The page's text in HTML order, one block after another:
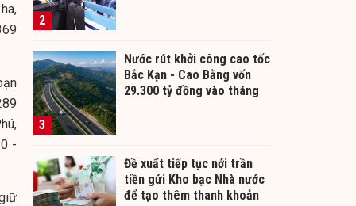
-
2
3
Nước rút khởi công cao tốc
Bắc Kạn - Cao Bằng vốn
29.300 tỷ đồng vào tháng
Đề xuất tiếp tục nới trần
tiền gửi Kho bạc Nhà nước
để tạo thêm thanh khoản